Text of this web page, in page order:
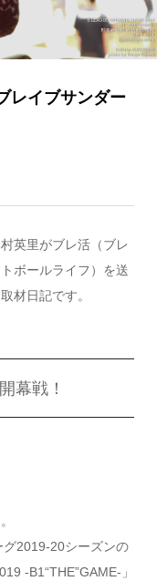
レイブサンダー
英里がブレ活（ブレ
ボールライフ）を送
材日記です。
幕戦！
2019-20シーズンの
-B1“THE”GAME-」